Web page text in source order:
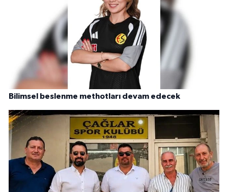
Bilimsel beslenme methotları devam edecek